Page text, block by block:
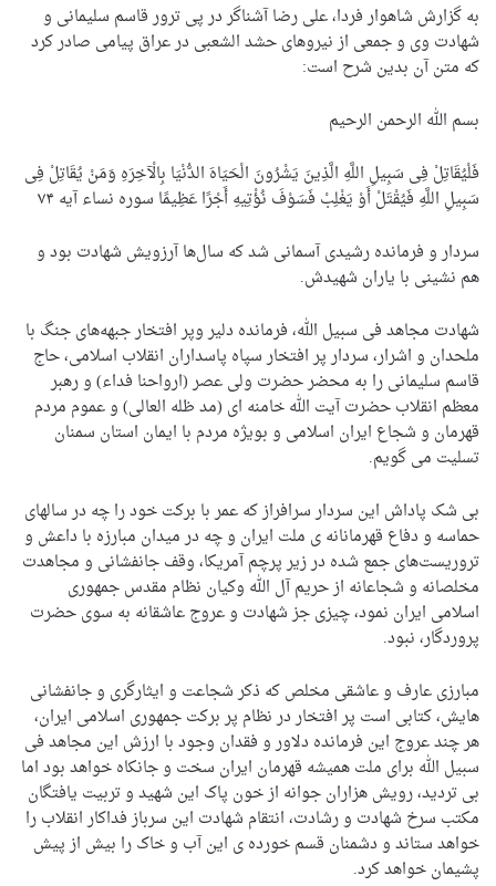
به گزارش شاهوار فردا، علی رضا آشناگر در پی ترور قاسم سلیمانی و
شهادت وی و جمعی از نیروهای حشد الشعبی در عراق پیامی صادر کرد
که متن آن بدین شرح است:
بسم الله الرحمن الرحیم
فَلْیُقَاتِلْ فِی سَبِیلِ اللَّهِ الَّذِینَ یَشْرُونَ الْحَیَاهَ الدُّنْیَا بِالْآخِرَهِ وَمَنْ یُقَاتِلْ فِی
سَبِیلِ اللَّهِ فَیُقْتَلْ أَوْ یَغْلِبْ فَسَوْفَ نُؤْتِیهِ أَجْرًا عَظِیمًا سوره نساء آیه ۷۴
سردار و فرمانده رشیدی آسمانی شد که سال‌ها آرزویش شهادت بود و
هم نشینی با یاران شهیدش.
شهادت مجاهد فی سبیل الله، فرمانده دلیر وپر افتخار جبهه‌های جنگ با
ملحدان و اشرار، سردار پر افتخار سپاه پاسداران انقلاب اسلامی، حاج
قاسم سلیمانی را به محضر حضرت ولی عصر (ارواحنا فداء) و رهبر
معظم انقلاب حضرت آیت الله خامنه ای (مد ظله العالی) و عموم مردم
قهرمان و شجاع ایران اسلامی و بویژه مردم با ایمان استان سمنان
تسلیت می گویم.
بی شک پاداش این سردار سرافراز که عمر با برکت خود را چه در سالهای
حماسه و دفاع قهرمانانه ی ملت ایران و چه در میدان مبارزه با داعش و
تروریست‌های جمع شده در زیر پرچم آمریکا، وقف جانفشانی و مجاهدت
مخلصانه و شجاعانه از حریم آل الله وکیان نظام مقدس جمهوری
اسلامی ایران نمود، چیزی جز شهادت و عروج عاشقانه به سوی حضرت
پروردگار، نبود.
مبارزی عارف و عاشقی مخلص که ذکر شجاعت و ایثارگری و جانفشانی
هایش، کتابی است پر افتخار در نظام پر برکت جمهوری اسلامی ایران،
هر چند عروج این فرمانده دلاور و فقدان وجود با ارزش این مجاهد فی
سبیل الله برای ملت همیشه قهرمان ایران سخت و جانکاه خواهد بود اما
بی تردید، رویش هزاران جوانه از خون پاک این شهید و تربیت یافتگان
مکتب سرخ شهادت و رشادت، انتقام شهادت این سرباز فداکار انقلاب را
خواهد ستاند و دشمنان قسم خورده ی این آب و خاک را بیش از پیش
پشیمان خواهد کرد.